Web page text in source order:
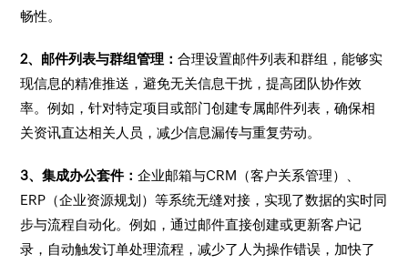
畅性。
2、邮件列表与群组管理：合理设置邮件列表和群组，能够实
现信息的精准推送，避免无关信息干扰，提高团队协作效
率。例如，针对特定项目或部门创建专属邮件列表，确保相
关资讯直达相关人员，减少信息漏传与重复劳动。
3、集成办公套件：企业邮箱与CRM（客户关系管理）、
ERP（企业资源规划）等系统无缝对接，实现了数据的实时同
步与流程自动化。例如，通过邮件直接创建或更新客户记
录，自动触发订单处理流程，减少了人为操作错误，加快了